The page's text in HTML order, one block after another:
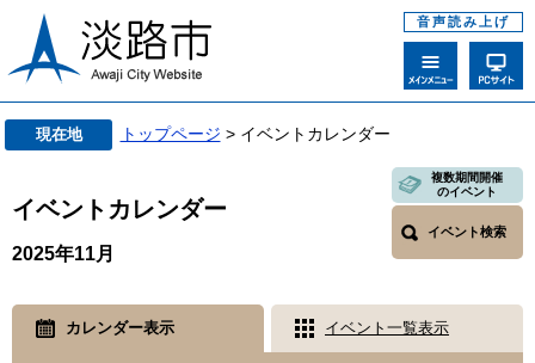
音声読み上げ
現在地 トップページ > イベントカレンダー
イベントカレンダー
複数期間開催
のイベント
イベント検索
2025年11月
カレンダー表示 イベント一覧表示